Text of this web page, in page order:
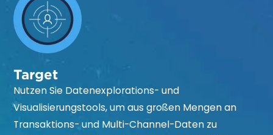
Target
Nutzen Sie Datenexplorations- und
Visualisierungstools, um aus großen Mengen an
Transaktions- und Multi-Channel-Daten zu